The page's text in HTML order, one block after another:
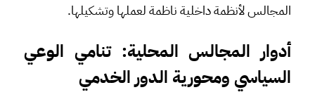
المجالس لأنظمة داخلية ناظمة لعملها وتشكيلها.
أدوار المجالس المحلية: تنامي الوعي
السياسي ومحورية الدور الخدمي